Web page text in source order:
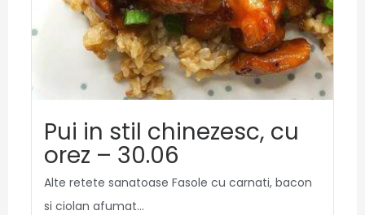
Pui in stil chinezesc, cu
orez – 30.06
Alte retete sanatoase Fasole cu carnati, bacon
si ciolan afumat...